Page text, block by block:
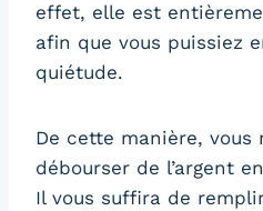
effet, elle est
afin que vous puissiez
quiétude.
De cette manière, vous
débourser de l’argent
Il vous suffira de